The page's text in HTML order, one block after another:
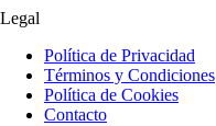
Legal
Política de Privacidad
Términos y Condiciones
Política de Cookies
Contacto